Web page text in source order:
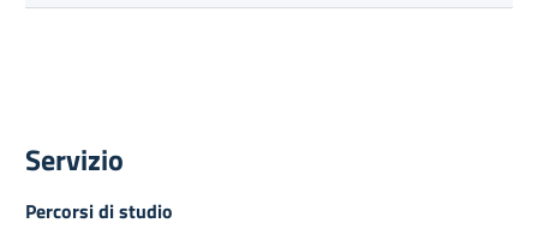
Servizio
Percorsi di studio